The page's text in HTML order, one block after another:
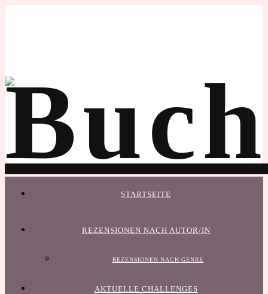
STARTSEITE
REZENSIONEN NACH AUTOR/IN
REZENSIONEN NACH GENRE
AKTUELLE CHALLENGES